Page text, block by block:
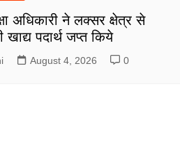
अधिकारी ने लक्सर क्षेत्र से
खाद्य पदार्थ जप्त किये
August 4, 2026 0